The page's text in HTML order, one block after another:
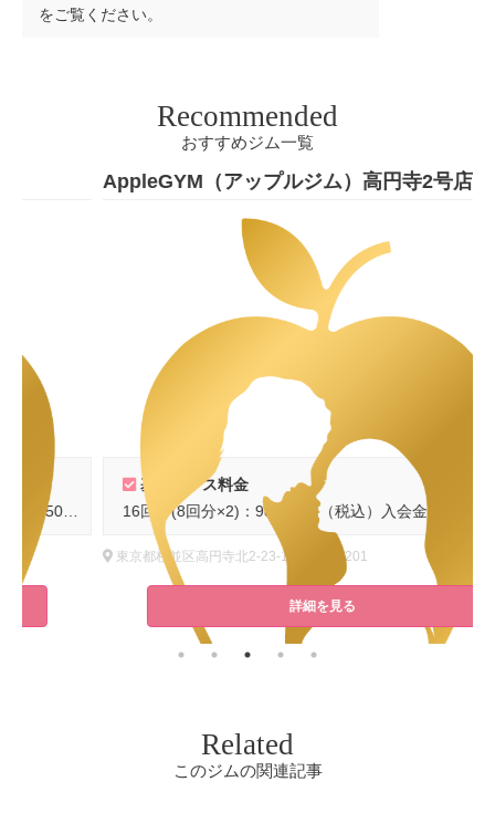
をご覧ください。
Recommended
おすすめジム一覧
AppleGYM（アップルジム）高円寺2号店
基本コース料金
東京都杉並区高円寺北2-23-1 西畑ビル201
Related
このジムの関連記事